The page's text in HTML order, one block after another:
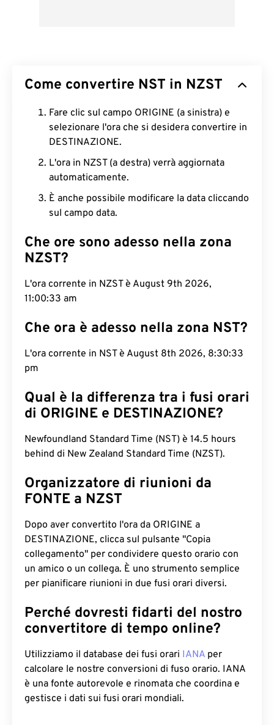
Come convertire NST in NZST
Fare clic sul campo ORIGINE (a sinistra) e
selezionare l'ora che si desidera convertire in
DESTINAZIONE.
L'ora in NZST (a destra) verrà aggiornata
automaticamente.
È anche possibile modificare la data cliccando
sul campo data.
Che ore sono adesso nella zona
NZST?
L'ora corrente in NZST è August 9th 2026,
11:00:34 am
Che ora è adesso nella zona NST?
L'ora corrente in NST è August 8th 2026, 8:30:34
pm
Qual è la differenza tra i fusi orari
di ORIGINE e DESTINAZIONE?
Newfoundland Standard Time (NST) è 14.5 hours
behind di New Zealand Standard Time (NZST).
Organizzatore di riunioni da
FONTE a NZST
Dopo aver convertito l'ora da ORIGINE a
DESTINAZIONE, clicca sul pulsante "Copia
collegamento" per condividere questo orario con
un amico o un collega. È uno strumento semplice
per pianificare riunioni in due fusi orari diversi.
Perché dovresti fidarti del nostro
convertitore di tempo online?
Utilizziamo il database dei fusi orari IANA per
calcolare le nostre conversioni di fuso orario. IANA
è una fonte autorevole e rinomata che coordina e
gestisce i dati sui fusi orari mondiali.